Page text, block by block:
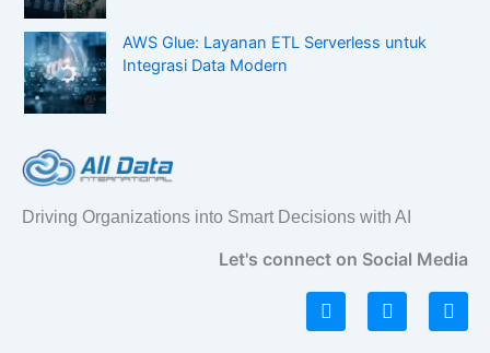
AWS Glue: Layanan ETL Serverless untuk
Integrasi Data Modern
Driving Organizations into Smart Decisions with AI
Let's connect on Social Media
L
i
n
I
n
s
F
a
c